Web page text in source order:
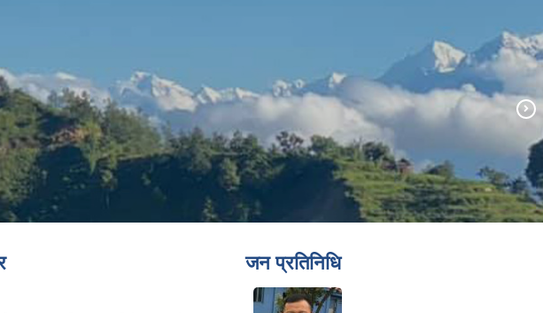
जन प्रतिनिधि